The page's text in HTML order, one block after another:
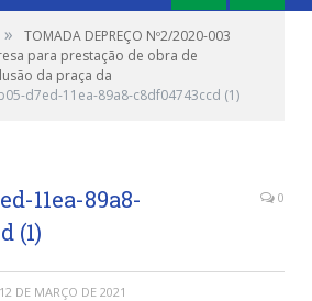
»
TOMADA DEPREÇO Nº2/2020-003
para prestação de obra de
da praça da
d7ed-11ea-89a8-c8df04743ccd (1)
11ea-89a8-
(1)
0
12 DE MARÇO DE 2021